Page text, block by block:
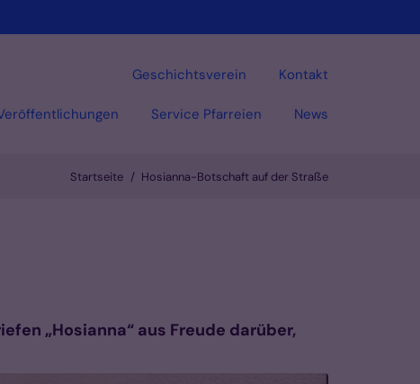
Service Pfarreien News
Geschichtsverein Kontakt
Startseite Hosianna-Botschaft auf der Straße
„Hosianna“ aus Freude darüber,